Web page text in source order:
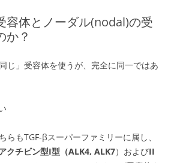
容体とノーダル(nodal)の受
か？
じ」受容体を使うが、完全に同一ではあ
もTGF-βスーパーファミリーに属し、
クチビン型I型（ALK4, ALK7）およびII